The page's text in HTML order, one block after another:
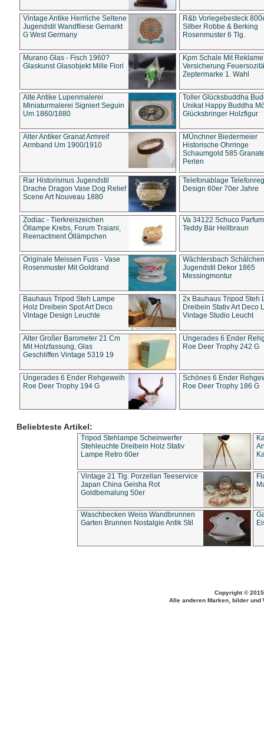
Vintage Antike Herrliche Seltene
Jugendstil Wandfliese Gemarkt
G West Germany
R&b Vorlegebesteck
Silber Robbe & Berking
Rosenmuster 6 Tlg.
Murano Glas - Fisch 1960?
Glaskunst Glasobjekt Mille Fiori
Kpm Schale Mit Reklame
Versicherung
Zeptermarke 1. Wahl
Alte Antike Lupenmalerei
Miniaturmalerei Signiert Seguin
Um 1860/1880
Toller Glücksbuddha
Unikat Happy Buddha
Glücksbringer Holzfigur
Alter Antiker Granat Armreif
Armband Um 1900/1910
MÜnchner Biedermeier
Historische Ohrringe
Schaumgold 585
Perlen
Rar Historismus Jugendstil
Drache Dragon Vase Dog Relief
Scene Art Nouveau 1880
Telefonablage
Design 60er 70er Jahre
Zodiac - Tierkreiszeichen
Öllampe Krebs, Forum Traiani,
Reenactment Öllämpchen
Va 34122 Schuco
Teddy Bär Hellbraun
Originale Meissen Fuss - Vase
Rosenmuster Mit Goldrand
Wächtersbach Schälchen
Jugendstil Dekor 1865
Messingmontur
Bauhaus Tripod Steh Lampe
Holz Dreibein Spot Art Deco
Vintage Design Leuchte
2x Bauhaus Tripod Steh
Dreibein Stativ Art Deco
Vintage Studio Leucht
Alter Großer Barometer 21 Cm
Mit Holzfassung, Glas
Geschliffen Vintage 5319 19
Ungerades 6 Ender
Roe Deer Trophy 242 G
Ungerades 6 Ender Rehgeweih
Roe Deer Trophy 194 G
Schönes 6 Ender
Roe Deer Trophy 186 G
Beliebteste Artikel:
Tripod Stehlampe Scheinwerfer
Stehleuchte Dreibein Holz Stativ
Lampe Retro 60er
Vintage 21 Tlg. Porzellan Teeservice
Japan China Geisha Rot
Goldbemalung 50er
Waschbecken Weiss Wandbrunnen
Garten Brunnen Nostalgie Antik Stil
Copyright ©
Alle anderen Marken, bilder und